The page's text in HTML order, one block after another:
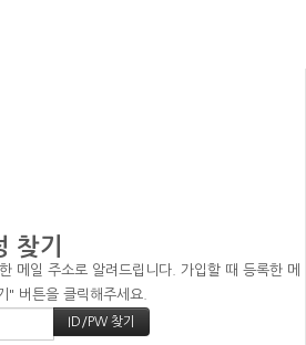
찾기
메일 주소로 알려드립니다. 가입할 때 등록한 메
" 버튼을 클릭해주세요.